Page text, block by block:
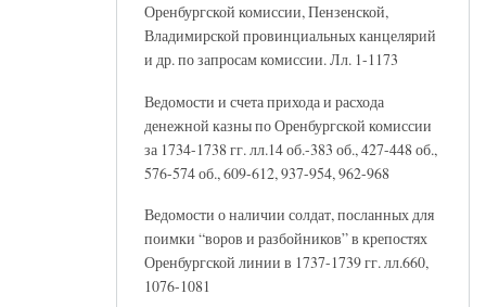
Оренбургской комиссии, Пензенской,
Владимирской провинциальных канцелярий
и др. по запросам комиссии. Лл. 1-1173
Ведомости и счета прихода и расхода
денежной казны по Оренбургской комиссии
за 1734-1738 гг. лл.14 об.-383 об., 427-448 об.,
576-574 об., 609-612, 937-954, 962-968
Ведомости о наличии солдат, посланных для
поимки “воров и разбойников” в крепостях
Оренбургской линии в 1737-1739 гг. лл.660,
1076-1081